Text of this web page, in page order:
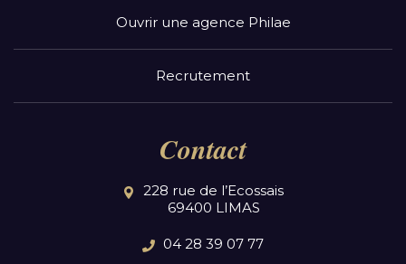
Ouvrir une agence Philae
Recrutement
Contact
228 rue de l’Ecossais
69400 LIMAS
04 28 39 07 77